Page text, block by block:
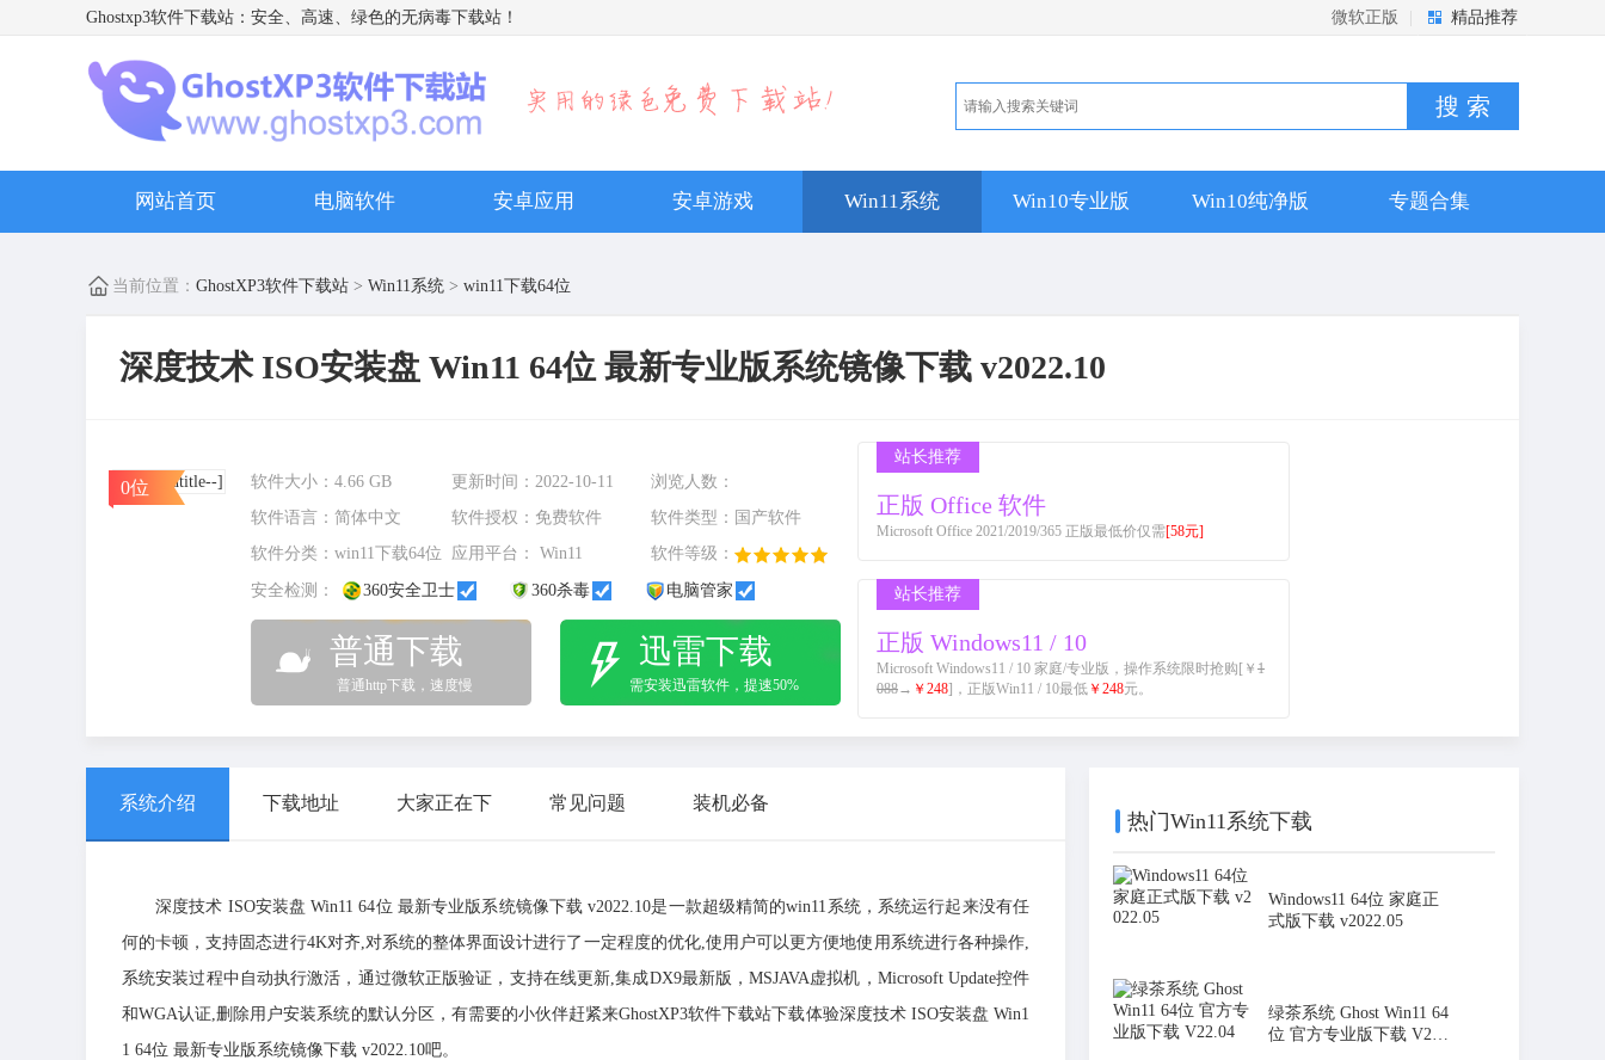
Ghostxp3软件下载站 ：安全、高速、绿色的无病毒下载站！ 微软正版 精品推荐
搜 索
网站首页 电脑软件 安卓应用 安卓游戏 Win11系统 Win10专业版 Win10纯净版 专题合集
当前位置： GhostXP3软件下载站 > Win11系统 > win11下载64位
深度技术 ISO安装盘 Win11 64位 最新专业版系统镜像下载 v2022.10
0位 软件大小： 4.66 GB 更新时间： 2022-10-11
浏览人数：
软件语言： 简体中文 软件授权： 免费软件 软件类型： 国产软件
软件分类： win11下载64位 应用平台： Win11 软件等级：
安全检测： 360安全卫士 360杀毒 电脑管家
普通下载
普通http下载，速度慢
迅雷下载
需安装迅雷软件，提速50%
站长推荐
正版 Office 软件
Microsoft Office 2021/2019/365 正版最低价仅需[58元]
站长推荐
正版 Windows11 / 10
Microsoft Windows11 / 10 家庭/专业版，操作系统限时抢购[￥ 1
088→ ￥248]，正版Win11 / 10最低 ￥248元。
系统介绍 下载地址 大家正在下 常见问题 装机必备
深度技术 ISO安装盘 Win11 64位 最新专业版系统镜像下载 v2022.10是一款超级精简的win11系统，系统运行起来没有任
何的卡顿，支持固态进行4K对齐,对系统的整体界面设计进行了一定程度的优化,使用户可以更方便地使用系统进行各种操作,
系统安装过程中自动执行激活，通过微软正版验证，支持在线更新,集成DX9最新版，MSJAVA虚拟机，Microsoft Update控件
和WGA认证,删除用户安装系统的默认分区，有需要的小伙伴赶紧来GhostXP3软件下载站下载体验深度技术 ISO安装盘 Win1
1 64位 最新专业版系统镜像下载 v2022.10吧。
热门Win11系统下载
Windows11 64位 家庭正
式版下载 v2022.05
绿茶系统 Ghost Win11 64
位 官方专业版下载 V22.0